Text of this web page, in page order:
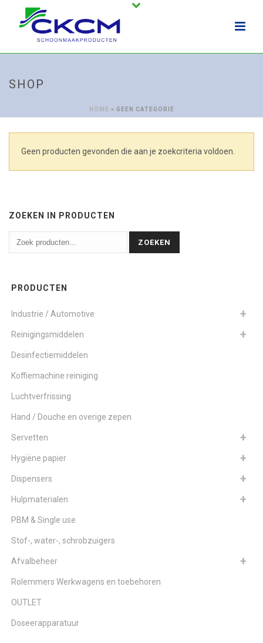
SHOP
HOME » GEEN CATEGORIE
Geen producten gevonden die aan je zoekcriteria voldoen.
ZOEKEN IN PRODUCTEN
ZOEKEN
PRODUCTEN
Industrie / Automotive
Reinigingsmiddelen
Desinfectiemiddelen
Koffiemachine reiniging
Luchtverfrissing
Hand / Douche en overige zepen
Servetten
Hygiëne papier
Dispensers
Hulpmaterialen
PBM & Single use
Stof-, water-, schrobzuigers
Afvalbeheer
Rolemmers Werkwagens en toebehoren
OUTLET
Doseerapparatuur